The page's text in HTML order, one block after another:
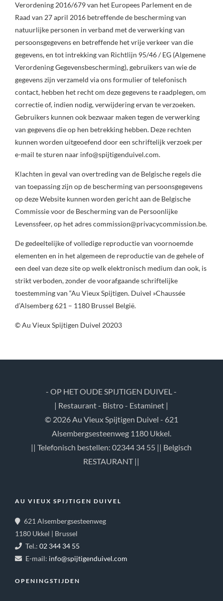
Verordening 2016/679 van het Europees Parlement en de
Raad van 27 april 2016 betreffende de bescherming van
natuurlijke personen in verband met de verwerking van
persoonsgegevens en betreffende het vrije verkeer van die
gegevens, en tot intrekking van Richtlijn 95/46 / EG (Algemene
Verordening Gegevensbescherming), gebruikers van wie de
gegevens zijn verzameld via ons formulier of telefonisch
contact, hebben het recht om deze gegevens te raadplegen, om
correctie of, indien nodig, verwijdering ervan te verzoeken.
Gebruikers kunnen ook bezwaar maken tegen de verwerking
van gegevens die op hen betrekking hebben. Deze rechten
kunnen worden uitgeoefend door een schriftelijk verzoek per
e-mail te sturen naar info@spijtigenduivel.com.
Klachten in geval van overtreding van de Belgische regels die
van toepassing zijn op de bescherming van persoonsgegevens
op deze Website kunnen worden gericht aan de Belgische
Commissie voor de Bescherming van de Persoonlijke
Levenssfeer, op het adres commission@privacycommission.be.
De gedeeltelijke of volledige reproductie van voornoemde
elementen en in het algemeen de reproductie van de gehele of
een deel van deze site op welk elektronisch medium dan ook, is
strikt verboden, zonder de voorafgaande schriftelijke
toestemming van “Au Vieux Spijtigen. Duivel »Chaussée
d’Alsemberg 621 – 1180 Brussel België.
© Au Vieux Spijtigen Duivel 20203
- OP HET OUDE SPIJTIGEN DUIVEL -
| Restaurant - Bistro - Estaminet |
© 2026 Au Vieux Spijtigen Duivel - 621
Alsembergsesteenweg 1180 Ukkel.
|| Telefonisch bestellen: 02344 34 55 || Belgisch
RESTAURANT ||
AU VIEUX SPIJTIGEN DUIVEL
621 Alsembergsesteenweg
1180 Ukkel | Brussel
Tel.: 02 344 34 55
E-mail: info@spijtigenduivel.com
OPENINGSTIJDEN